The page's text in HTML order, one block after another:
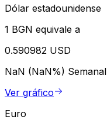
Dólar estadounidense
1 BGN equivale a
0.590982 USD
NaN (NaN%) Semanal
Ver gráfico
Euro